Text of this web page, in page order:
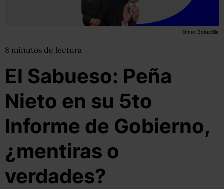
Omar Bobadilla
8 minutos de lectura
El Sabueso: Peña
Nieto en su 5to
Informe de Gobierno,
¿mentiras o
verdades?